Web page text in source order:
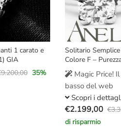
Solitario Semplice 0,50 carati
Colore F – Purezza VS2 GIA
Magic Price! Il prezzo più
basso del web
Scopri i dettagli
3.300,00 33 %